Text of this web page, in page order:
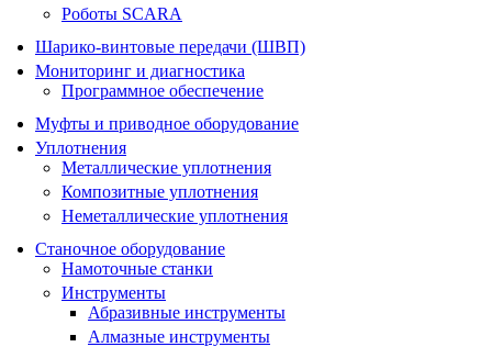
Роботы SCARA
Шарико-винтовые передачи (ШВП)
Мониторинг и диагностика
Программное обеспечение
Муфты и приводное оборудование
Уплотнения
Металлические уплотнения
Композитные уплотнения
Неметаллические уплотнения
Станочное оборудование
Намоточные станки
Инструменты
Абразивные инструменты
Алмазные инструменты